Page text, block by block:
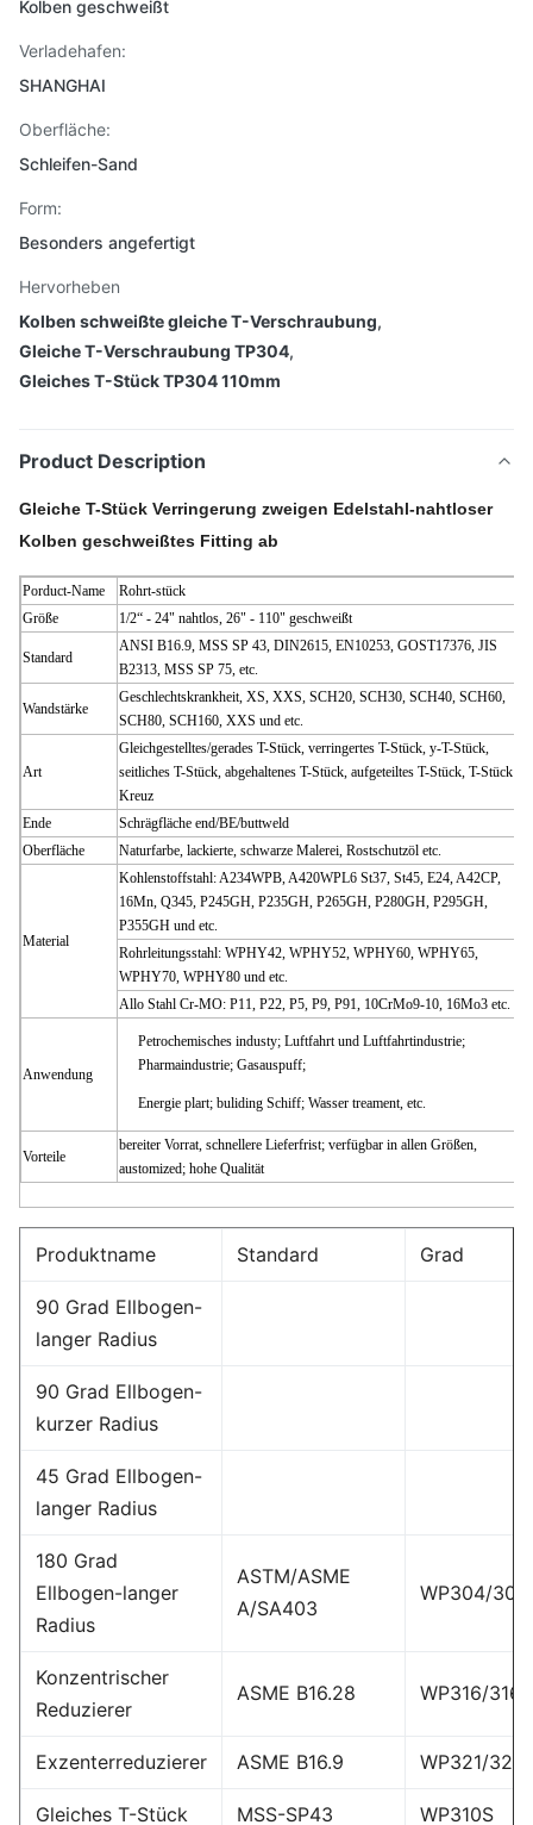
Kolben geschweißt
Verladehafen:
SHANGHAI
Oberfläche:
Schleifen-Sand
Form:
Besonders angefertigt
Hervorheben
Kolben schweißte gleiche T-Verschraubung,
Gleiche T-Verschraubung TP304,
Gleiches T-Stück TP304 110mm
Product Description
Gleiche T-Stück Verringerung zweigen Edelstahl-nahtloser
Kolben geschweißtes Fitting ab
Porduct-Name
Rohrt-stück
Größe
1/2“ - 24" nahtlos, 26" - 110" geschweißt
Standard
ANSI B16.9, MSS SP 43, DIN2615, EN10253, GOST17376, JIS
B2313, MSS SP 75, etc.
Wandstärke
Geschlechtskrankheit, XS, XXS, SCH20, SCH30, SCH40, SCH60,
SCH80, SCH160, XXS und etc.
Art
Gleichgestelltes/gerades T-Stück, verringertes T-Stück, y-T-Stück,
seitliches T-Stück, abgehaltenes T-Stück, aufgeteiltes T-Stück, T-Stück
Kreuz
Ende
Schrägfläche end/BE/buttweld
Oberfläche
Naturfarbe, lackierte, schwarze Malerei, Rostschutzöl etc.
Material
Kohlenstoffstahl: A234WPB, A420WPL6 St37, St45, E24, A42CP,
16Mn, Q345, P245GH, P235GH, P265GH, P280GH, P295GH,
P355GH und etc.
Rohrleitungsstahl: WPHY42, WPHY52, WPHY60, WPHY65,
WPHY70, WPHY80 und etc.
Allo Stahl Cr-MO: P11, P22, P5, P9, P91, 10CrMo9-10, 16Mo3 etc.
Anwendung
Petrochemisches industy; Luftfahrt und Luftfahrtindustrie;
Pharmaindustrie; Gasauspuff;
Energie plart; buliding Schiff; Wasser treament, etc.
Vorteile
bereiter Vorrat, schnellere Lieferfrist; verfügbar in allen Größen,
austomized; hohe Qualität
Produktname Standard Grad
90 Grad Ellbogen-
langer Radius
90 Grad Ellbogen-
kurzer Radius
45 Grad Ellbogen-
langer Radius
180 Grad
Ellbogen-langer
Radius
ASTM/ASME
A/SA403
WP304/
Konzentrischer
Reduzierer
ASME B16.28 WP316/316L
Exzenterreduzierer ASME B16.9 WP321/
Gleiches T-Stück MSS-SP43 WP310S